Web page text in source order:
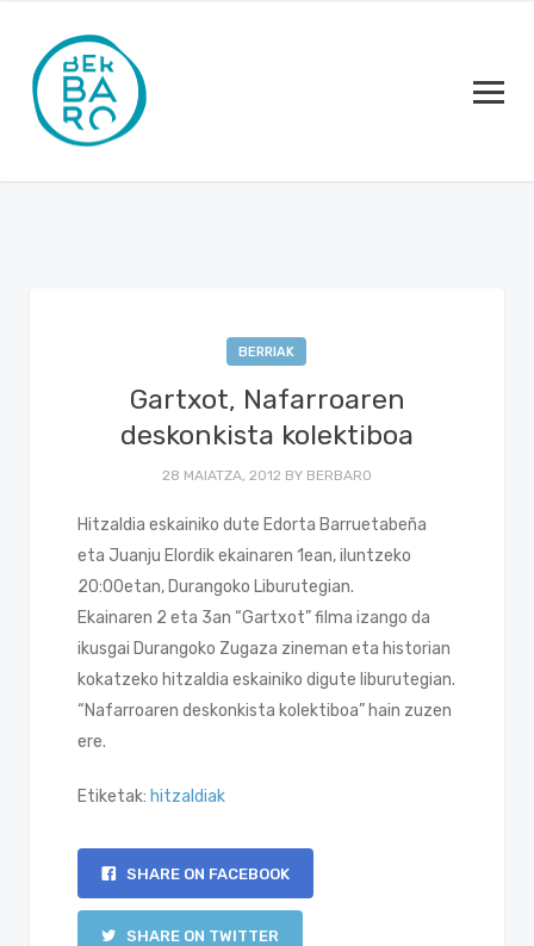
BERRIAK
Gartxot, Nafarroaren
deskonkista kolektiboa
28 MAIATZA, 2012 BY BERBARO
Hitzaldia eskainiko dute Edorta Barruetabeña
eta Juanju Elordik ekainaren 1ean, iluntzeko
20:00etan, Durangoko Liburutegian.
Ekainaren 2 eta 3an “Gartxot” filma izango da
ikusgai Durangoko Zugaza zineman eta historian
kokatzeko hitzaldia eskainiko digute liburutegian.
“Nafarroaren deskonkista kolektiboa” hain zuzen
ere.
Etiketak: hitzaldiak
SHARE ON FACEBOOK
SHARE ON TWITTER